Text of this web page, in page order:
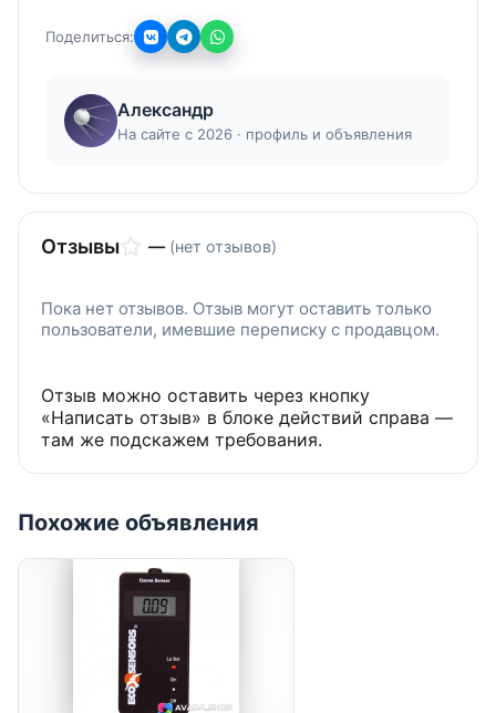
Поделиться:
Александр
На сайте с 2026 · профиль и объявления
Отзывы — (нет отзывов)
Пока нет отзывов. Отзыв могут оставить только
пользователи, имевшие переписку с продавцом.
Отзыв можно оставить через кнопку
«Написать отзыв» в блоке действий справа —
там же подскажем требования.
Похожие объявления